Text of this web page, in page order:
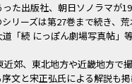
た出版社、朝日ソノラマが
リーズは第27巻まで続き、
道 「続 にっぽん劇場写真帖」
郊、東北地方や近畿地方で
文と宋正弘氏による解説も